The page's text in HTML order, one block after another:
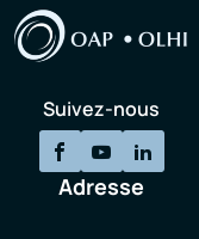
Suivez-nous
Adresse